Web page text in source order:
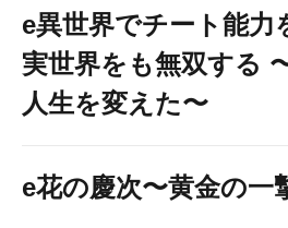
e異世界でチート能力
実世界をも無双する
人生を変えた〜
e花の慶次〜黄金の一